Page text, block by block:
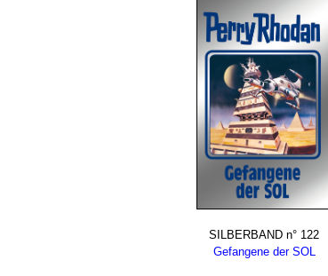
SILBERBAND n° 122
Gefangene der SOL